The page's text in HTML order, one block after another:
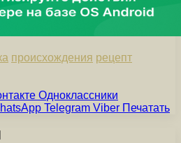
происхождения рецепт
Одноклассники
Telegram Viber Печатать